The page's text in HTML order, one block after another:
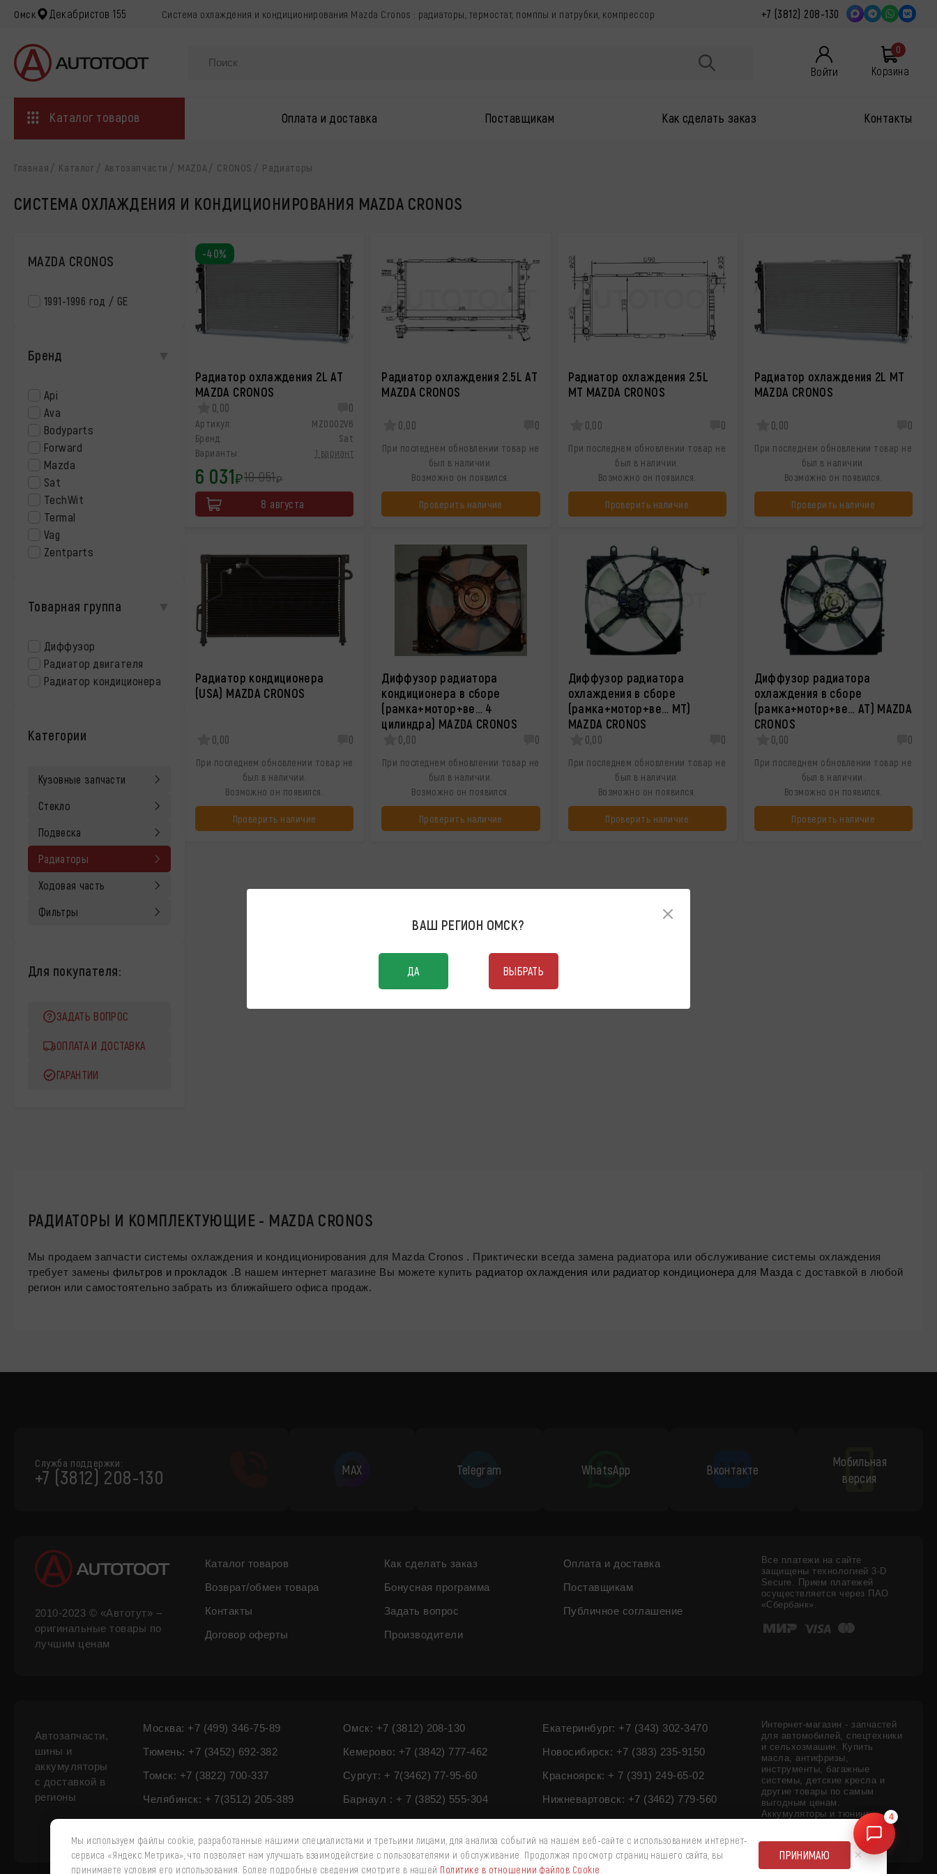
Омск Декабристов 155 Система охлаждения и кондиционирования Mazda Cronos : радиаторы, термостат, помппы и патрубки, компрессор +7 (3812) 208-130
Войти
0
Корзина
Каталог товаров Оплата и доставка Поставщикам Как сделать заказ Контакты
Главная Каталог Автозапчасти MAZDA CRONOS Радиаторы
СИСТЕМА ОХЛАЖДЕНИЯ И КОНДИЦИОНИРОВАНИЯ MAZDA CRONOS
MAZDA CRONOS
1991-1996 год / GE
Бренд
Api
Ava
Bodyparts
Forward
Mazda
Sat
TechWit
Termal
Vag
Zentparts
Товарная группа
Диффузор
Радиатор двигателя
Радиатор кондиционера
Категории
Кузовные запчасти
Стекло
Подвеска
Радиаторы
Ходовая часть
Фильтры
Для покупателя:
ЗАДАТЬ ВОПРОС
ОПЛАТА И ДОСТАВКА
ГАРАНТИИ
Радиатор охлаждения 2L AT
MAZDA CRONOS
0,00 0
Артикул:
MZ0002V6
Бренд:
Sat
Варианты:
1 вариант
6 031₽10 051₽
8 августа
-40%
Радиатор охлаждения 2.5L AT
MAZDA CRONOS
0,00 0
При последнем обновлении товар не
был в наличии.
Возможно он появился.
Проверить наличие
Радиатор охлаждения 2.5L
MT MAZDA CRONOS
0,00 0
При последнем обновлении товар не
был в наличии.
Возможно он появился.
Проверить наличие
Радиатор охлаждения 2L MT
MAZDA CRONOS
0,00 0
При последнем обновлении товар не
был в наличии.
Возможно он появился.
Проверить наличие
Радиатор кондиционера
(USA) MAZDA CRONOS
0,00 0
При последнем обновлении товар не
был в наличии.
Возможно он появился.
Проверить наличие
Диффузор радиатора
кондиционера в сборе
(рамка+мотор+ве… 4
цилиндра) MAZDA CRONOS
0,00 0
При последнем обновлении товар не
был в наличии.
Возможно он появился.
Проверить наличие
Диффузор радиатора
охлаждения в сборе
(рамка+мотор+ве… MT)
MAZDA CRONOS
0,00 0
При последнем обновлении товар не
был в наличии.
Возможно он появился.
Проверить наличие
Диффузор радиатора
охлаждения в сборе
(рамка+мотор+ве… AT) MAZDA
CRONOS
0,00 0
При последнем обновлении товар не
был в наличии.
Возможно он появился.
Проверить наличие
РАДИАТОРЫ И КОМПЛЕКТУЮЩИЕ - MAZDA CRONOS
Мы продаем запчасти системы охлаждения и кондиционирования для Mazda Cronos . Приктически всегда замена радиатора или обслуживание системы охлаждения
требует заменыфильтров и прокладок .В нашем интернет магазине Вы можете купить радиатор охлаждения или радиатор кондиционера для Мазда с доставкой в любой
регион или самостоятельно забрать из ближайшего офиса продаж.
Служба поддержки:
+7 (3812) 208-130 MAX Telegram WhatsApp Вконтакте
Мобильная
версия
2010-2023 © «Автотут» –
оригинальные товары по
лучшим ценам
Каталог товаров Как сделать заказ
Оплата и доставка
Возврат/обмен товара
Бонусная программа
Поставщикам
Контакты
Задать вопрос
Публичное соглашение
Договор оферты
Производители
Все платежи на сайте
защищены технологией 3-D
Secure. Прием платежей
осуществляется через ПАО
«Сбербанк».
Автозапчасти,
шины и
аккумуляторы
с доставкой в
регионы
Москва: +7 (499) 346-75-89 Омск: +7 (3812) 208-130
Екатеринбург: +7 (343) 302-3470
Тюмень: +7 (3452) 692-382
Кемерово: +7 (3842) 777-462
Новосибирск: +7 (383) 235-9150
Томск: +7 (3822) 700-337
Сургут: + 7(3462) 77-95-60
Красноярск: + 7 (391) 249-65-02
Челябинск: + 7(3512) 205-389
Барнаул : + 7 (3852) 555-304 Нижневартовск: +7 (3462) 779-560
Интернет-магазин - запчастей
для автомобилей, спецтехники
и сельхозмашин. Купить
масла, антифризы,
инструменты, багажные
системы, детские кресла и
другие товары по самым
выгодным ценам.
Аккумуляторы и тюнинг
внедорожников - цены,
ВАШ РЕГИОН ОМСК?
ДА ВЫБРАТЬ
4
Мы используем файлы cookie, разработанные нашими специалистами и третьими лицами, для анализа событий на нашем веб-сайте с использованием интернет-
сервиса «Яндекс.Метрика», что позволяет нам улучшать взаимодействие с пользователями и обслуживание. Продолжая просмотр страниц нашего сайта, вы
принимаете условия его использования. Более подробные сведения смотрите в нашей Политике в отношении файлов Cookie
ПРИНИМАЮ ×